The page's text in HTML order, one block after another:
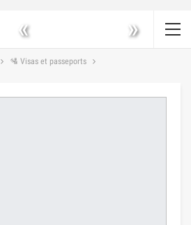
« »
🛂 Visas et passeports